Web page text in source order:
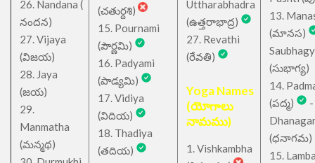
26. Nandana (
నందన)
27. Vijaya
(విజయ)
28. Jaya
(జయ)
29.
Manmatha
(మన్మథ)
(చతుర్దశి)
15. Pournami
(పౌర్ణమి)
16. Padyami
(పాడ్యమి)
17. Vidiya
(విదియ)
18. Thadiya
(తదియ)
Uttharabhadra
(ఉత్తరాభాద్ర)
27. Revathi
(రేవతి)
Yoga Names
(యోగాలు
నామము)
1. Vishkambha
13.
(మానస)
(సుభాగ్య)
14.
(పద్మ)
-
(ధనాగమ)
15.